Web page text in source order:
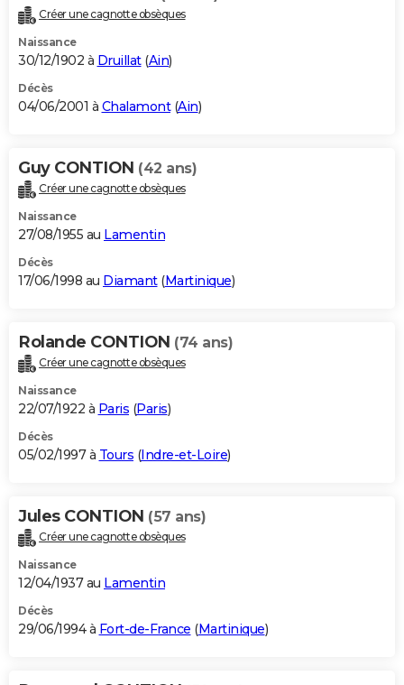
Créer une cagnotte obsèques
Naissance
30/12/1902 à Druillat(Ain)
Décès
04/06/2001 à Chalamont(Ain)
Guy CONTION (42 ans)
Créer une cagnotte obsèques
Naissance
27/08/1955 au Lamentin
Décès
17/06/1998 au Diamant(Martinique)
Rolande CONTION (74 ans)
Créer une cagnotte obsèques
Naissance
22/07/1922 à Paris (Paris)
Décès
05/02/1997 à Tours (Indre-et-Loire)
Jules CONTION (57 ans)
Créer une cagnotte obsèques
Naissance
12/04/1937 au Lamentin
Décès
29/06/1994 à Fort-de-France (Martinique)